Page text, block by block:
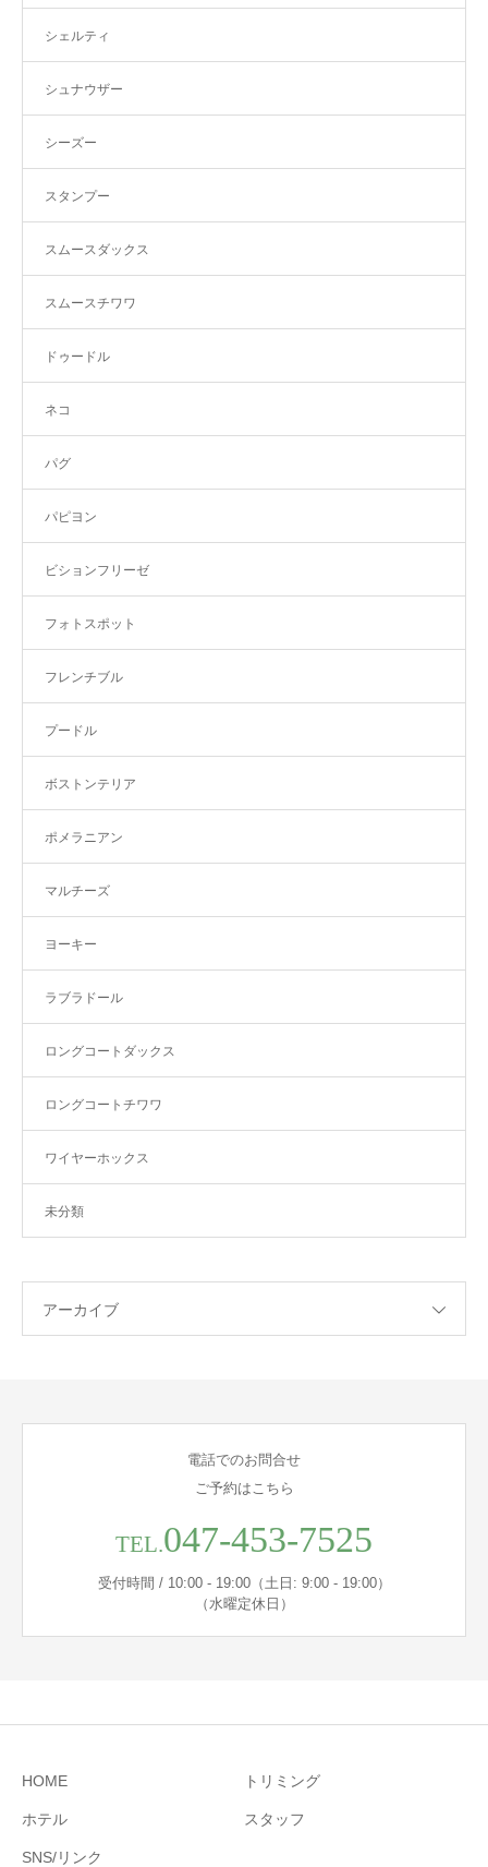
シェルティ
シュナウザー
シーズー
スタンプー
スムースダックス
スムースチワワ
ドゥードル
ネコ
パグ
パピヨン
ビションフリーゼ
フォトスポット
フレンチブル
プードル
ボストンテリア
ポメラニアン
マルチーズ
ヨーキー
ラブラドール
ロングコートダックス
ロングコートチワワ
ワイヤーホックス
未分類
アーカイブ
電話でのお問合せ
ご予約はこちら
TEL.047-453-7525
受付時間 / 10:00 - 19:00（土日: 9:00 - 19:00）
（水曜定休日）
HOME トリミング
ホテル スタッフ
SNS/リンク